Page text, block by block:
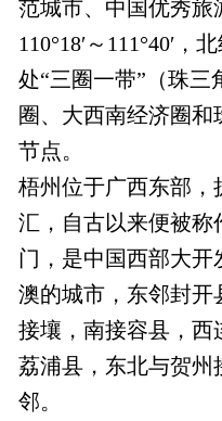
范城市、中国优秀旅
110°18′～111°40′，
处“三圈一带”（珠
圈、大西南经济圈
节点。
梧州位于广西东部，
汇，自古以来便被称
门，是中国西部大开
澳的城市，东邻封开
接壤，南接容县，西
荔浦县，东北与贺州
邻。